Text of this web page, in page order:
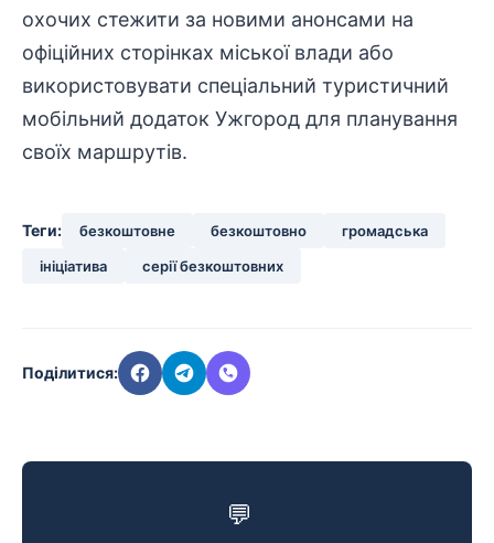
охочих стежити за новими анонсами на
офіційних сторінках міської влади або
використовувати спеціальний туристичний
мобільний додаток Ужгород для планування
своїх маршрутів.
Теги: безкоштовне безкоштовно
громадська
ініціатива
серії безкоштовних
Поділитися:
💬